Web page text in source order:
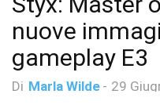
nuove
gameplay E3
Di Marla Wilde - 29